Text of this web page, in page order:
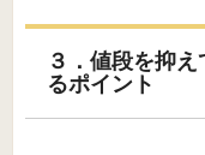
３．値段を抑
るポイント